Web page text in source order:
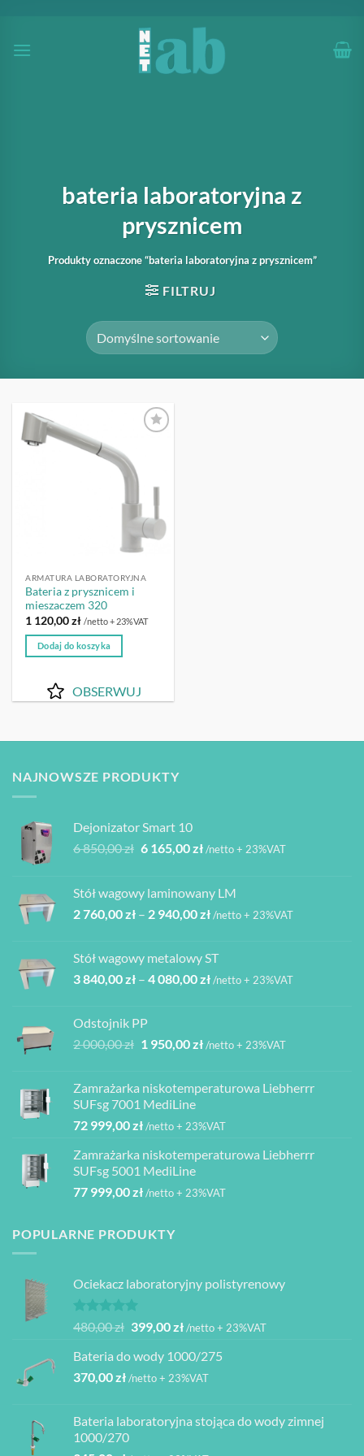
zawartości
bateria laboratoryjna z
prysznicem
Produkty oznaczone “bateria laboratoryjna z prysznicem”
FILTRUJ
ARMATURA LABORATORYJNA
Bateria z prysznicem i
mieszaczem 320
1 120,00zł /netto + 23%VAT
Dodaj do koszyka
OBSERWUJ
NAJNOWSZE PRODUKTY
Dejonizator Smart 10
6 850,00zł Pierwotna
6
850,00 zł.
6 165,00złAktualna
6
165,00 zł.
/netto + 23%VAT
Stół wagowy laminowany LM
2 760,00zł – 2 940,00złZakres
2
760,00 zł
/netto + 23%VAT
Stół wagowy metalowy ST
3 840,00zł – 4 080,00złZakres
840,00 zł
080,00 zł
/netto + 23%VAT
Odstojnik PP
2 000,00zł Pierwotna
2
000,00 zł.
1 950,00złAktualna
1
/netto + 23%VAT
Zamrażarka niskotemperaturowa Liebherrr
SUFsg 7001 MediLine
72 999,00zł/netto + 23%VAT
Zamrażarka niskotemperaturowa Liebherrr
SUFsg 5001 MediLine
77 999,00zł/netto + 23%VAT
POPULARNE PRODUKTY
Ociekacz laboratoryjny polistyrenowy
Oceniono
na 5
480,00zł Pierwotna
wynosiła:
480,00 zł.
399,00złAktualna
wynosi:
399,00 zł.
/netto + 23%VAT
Bateria do wody 1000/275
370,00zł/netto + 23%VAT
Bateria laboratoryjna stojąca do wody zimnej
1000/270